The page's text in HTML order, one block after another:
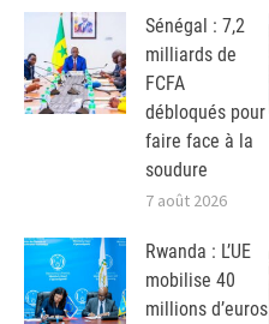
Sénégal : 7,2
milliards de
FCFA
débloqués pour
faire face à la
soudure
7 août 2026
Rwanda : L’UE
mobilise 40
millions d’euros